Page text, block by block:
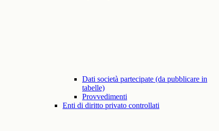
Dati società partecipate (da pubblicare in
tabelle)
Provvedimenti
Enti di diritto privato controllati